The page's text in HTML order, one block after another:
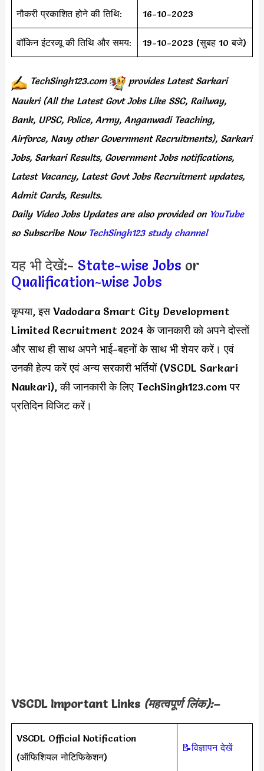
नौकरी प्रकाशित होने की तिथि: 16-10-2023
वॉकिन इंटरव्यू की तिथि और समय: 19-10-2023 (सुबह 10 बजे)
TechSingh123.com provides Latest Sarkari
Naukri (All the Latest Govt Jobs Like SSC, Railway,
Bank, UPSC, Police, Army, Anganwadi Teaching,
Airforce, Navy other Government Recruitments), Sarkari
Jobs, Sarkari Results, Government Jobs notifications,
Latest Vacancy, Latest Govt Jobs Recruitment updates,
Admit Cards, Results.
Daily Video Jobs Updates are also provided onYouTube
so Subscribe Now TechSingh123 study channel
यह भी देखें:- State-wise Jobs or
Qualification-wise Jobs
कृपया, इस Vadodara Smart City Development
Limited Recruitment 2024 के जानकारी को अपने दोस्तों
और साथ ही साथ अपने भाई-बहनों के साथ भी शेयर करें। एवं
उनकी हेल्प करें एवं अन्य सरकारी भर्तियों (VSCDL Sarkari
Naukari), की जानकारी के लिए TechSingh123.com पर
प्रतिदिन विजिट करें।
VSCDL Important Links (महत्वपूर्ण लिंक):–
VSCDL Official Notification
(ऑफिशियल नोटिफिकेशन)
📝विज्ञापन देखें